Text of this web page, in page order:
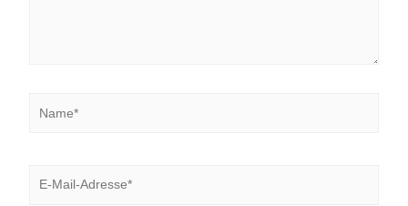
Mail-